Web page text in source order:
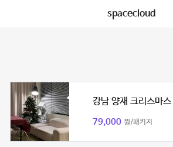
spacecloud
강남 양재 크리스마
79,000 원/패키지